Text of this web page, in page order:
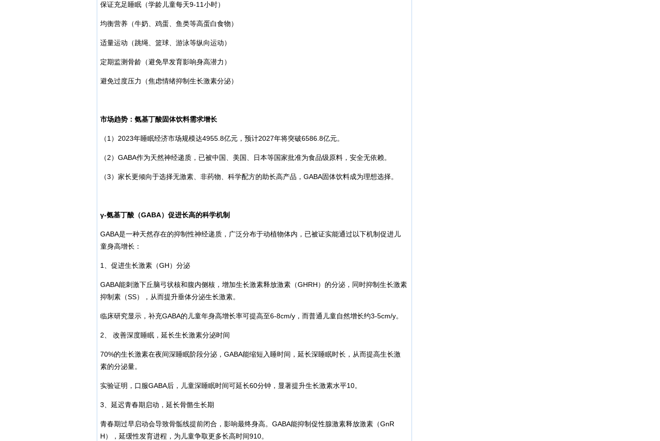
保证充足睡眠（学龄儿童每天9-11小时）
均衡营养（牛奶、鸡蛋、鱼类等高蛋白食物）
适量运动（跳绳、篮球、游泳等纵向运动）
定期监测骨龄（避免早发育影响身高潜力）
避免过度压力（焦虑情绪抑制生长激素分泌）
市场趋势：氨基丁酸固体饮料需求增长
（1）2023年睡眠经济市场规模达4955.8亿元，预计2027年将突破6586.8亿元。
（2）GABA作为天然神经递质，已被中国、美国、日本等国家批准为食品级原料，安全无依赖。
（3）家长更倾向于选择无激素、非药物、科学配方的助长高产品，GABA固体饮料成为理想选择。
γ-氨基丁酸（GABA）促进长高的科学机制
GABA是一种天然存在的抑制性神经递质，广泛分布于动植物体内，已被证实能通过以下机制促进儿
童身高增长：
1、促进生长激素（GH）分泌
GABA能刺激下丘脑弓状核和腹内侧核，增加生长激素释放激素（GHRH）的分泌，同时抑制生长激素
抑制素（SS），从而提升垂体分泌生长激素。
临床研究显示，补充GABA的儿童年身高增长率可提高至6-8cm/y，而普通儿童自然增长约3-5cm/y。
2、 改善深度睡眠，延长生长激素分泌时间
70%的生长激素在夜间深睡眠阶段分泌，GABA能缩短入睡时间，延长深睡眠时长，从而提高生长激
素的分泌量。
实验证明，口服GABA后，儿童深睡眠时间可延长60分钟，显著提升生长激素水平10。
3、延迟青春期启动，延长骨骼生长期
青春期过早启动会导致骨骺线提前闭合，影响最终身高。GABA能抑制促性腺激素释放激素（GnR
H），延缓性发育进程，为儿童争取更多长高时间910。